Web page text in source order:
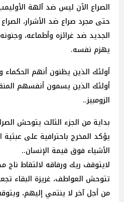
الصراع الآن ليس ضد آلهة
حتى مجرد صراع ضد الأشرار،
الجديد ضد غرائزه وأطماعه،
يهزم نفسه.
أولئك الذين يظنون أنهم
أولئك الذين يسمون أنفسهم
الزومبيز..
بداية من الجزء الثالث يتوحش
يؤكد المخرج باحترافية على عبثية
الأشياء فوق قيمة الإنسان..
لايتوقف ريك ورفاقه لالتقاط ناج
تتوحش العواطف، غريزة البقاء
من أجل آخر لا ينتمي إليهم،